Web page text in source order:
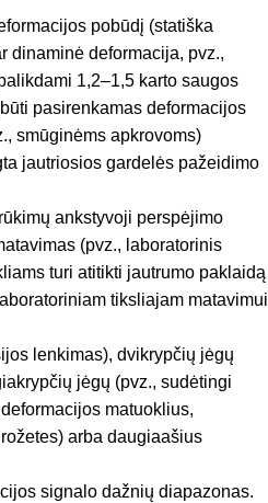
pobūdį (statiška
dinaminė deformacija, pvz.,
1,2–1,5 karto saugos
pasirenkamas deformacijos
smūginėms apkrovoms)
jautriosios gardelės pažeidimo
ankstyvoji perspėjimo
(pvz., laboratorinis
turi atitikti jautrumo paklaidą
tiksliajam matavimui
lenkimas), dvikrypčių jėgų
jėgų (pvz., sudėtingi
matuoklius,
arba daugiaašius
signalo dažnių diapazonas.